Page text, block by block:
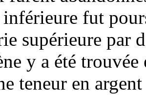
fut
supérieure par
y a été trouvée
teneur en